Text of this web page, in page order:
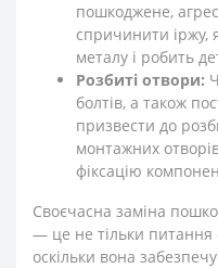
пошкоджене,
спричинити іржу,
металу і робить
Розбиті отвори:
болтів, а також
призвести до
монтажних
фіксацію
Своєчасна заміна
— це не тільки питання
оскільки вона